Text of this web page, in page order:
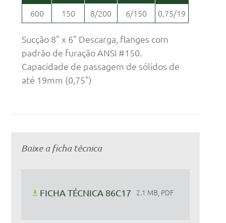
600 150 8/200 6/150 0,75/19
Sucção 8” x 6” Descarga, flanges com
padrão de furação ANSI #150.
Capacidade de passagem de sólidos de
até 19mm (0,75”)
Baixe a ficha técnica
FICHA TÉCNICA 86C17 2.1 MB, PDF